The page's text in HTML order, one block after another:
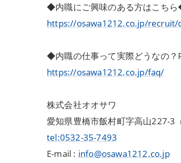
◆内職にご興味のある方はこち
https://osawa1212.co.jp/
◆内職の仕事って実際どうなの？
https://osawa1212.co.jp/faq/
株式会社オオサワ
愛知県豊橋市飯村町字高山227-3
tel:0532-35-7493
E-mail : info@osawa1212.co.jp